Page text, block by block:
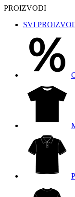
PROIZVODI
SVI